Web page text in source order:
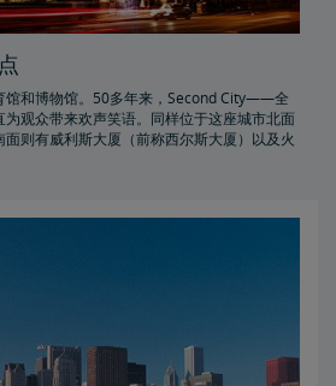
馆和博物馆。50多年来，Second City——全
观众带来欢声笑语。同样位于这座城市北面
则有威利斯大厦（前称西尔斯大厦）以及火